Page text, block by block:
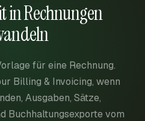
in Rechnungen
für eine Rechnung.
Billing & Invoicing, wenn
Ausgaben, Sätze,
Buchhaltungsexporte vom